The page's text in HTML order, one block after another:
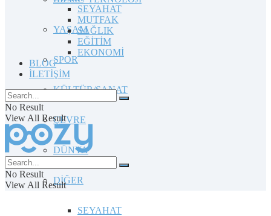
YAŞAM
SPOR
KÜLTÜR/SANAT
ÇEVRE
DÜNYA
DİĞER
SEYAHAT
SEYAHAT
MUTFAK
SAĞLIK
EĞİTİM
EKONOMİ
BLOG
İLETİŞİM
No Result
View All Result
No Result
View All Result